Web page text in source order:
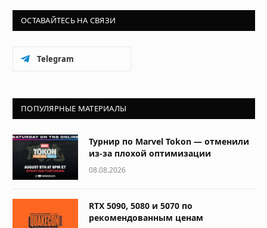
ОСТАВАЙТЕСЬ НА СВЯЗИ
Telegram
ПОПУЛЯРНЫЕ МАТЕРИАЛЫ
Турнир по Marvel Tokon — отменили
из-за плохой оптимизации
08.08.2026
RTX 5090, 5080 и 5070 по
рекомендованным ценам